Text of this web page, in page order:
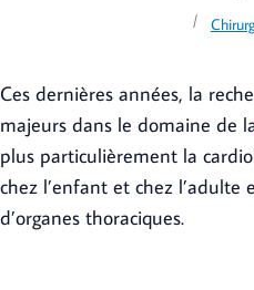
Ces dernières années, la
majeurs dans le domaine de
plus particulièrement la
chez l’enfant et chez
d’organes thoraciques.